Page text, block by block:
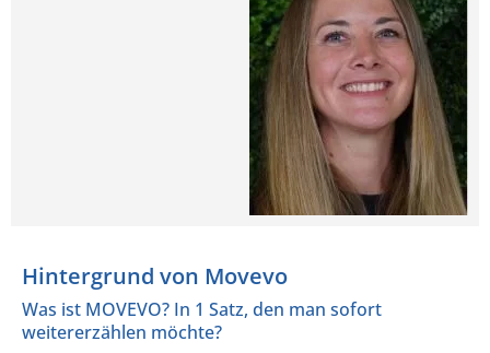
Hintergrund von Movevo
Was ist MOVEVO? In 1 Satz, den man sofort
weitererzählen möchte?